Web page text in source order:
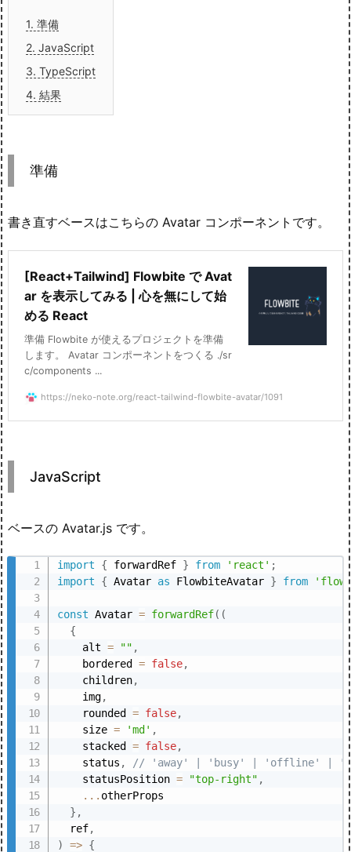
1. 準備
2. JavaScript
3. TypeScript
4. 結果
準備
書き直すベースはこちらの Avatar コンポーネントです。
[React+Tailwind] Flowbite で Avat
ar を表示してみる | 心を無にして始
める React
準備 Flowbite が使えるプロジェクトを準備
します。 Avatar コンポーネントをつくる ./sr
c/components ...
https://neko-note.org/react-tailwind-flowbite-avatar/1091
JavaScript
ベースの Avatar.js です。
import { forwardRef } from 'react' ;
import
{ Avatar as FlowbiteAvatar } from
const Avatar = forwardRef( (
{
    alt
= "" ,
    bordered
= false,
    children
,
    img
,
    rounded
= false,
    size
= 'md' ,
    stacked
= false,
    status
,
// 'away' | 'busy' | 'offline' |
    statusPosition
= "top-right" ,
... otherProps
} ,
  ref
,
)
=> {